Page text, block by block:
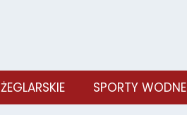
ŻEGLARSKIE SPORTY WODNE